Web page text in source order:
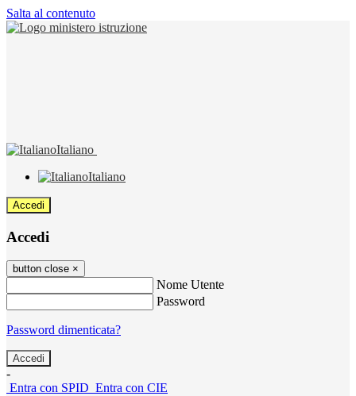
Salta al contenuto
Italiano
Italiano
Accedi
Accedi
button close ×
Nome Utente
Password
Password dimenticata?
-
Entra con SPID Entra con CIE